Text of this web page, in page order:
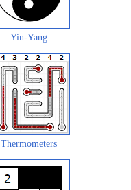
Yin-Yang
Thermometers